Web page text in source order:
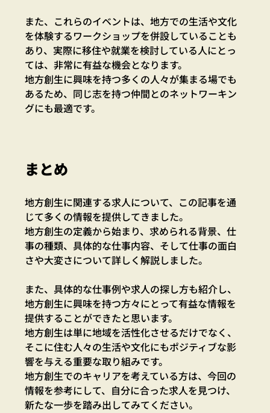
また、これらのイベントは、地方での生活や文化
を体験するワークショップを併設していることも
あり、実際に移住や就業を検討している人にとっ
ては、非常に有益な機会となります。
地方創生に興味を持つ多くの人々が集まる場でも
あるため、同じ志を持つ仲間とのネットワーキン
グにも最適です。
まとめ
地方創生に関連する求人について、この記事を通
じて多くの情報を提供してきました。
地方創生の定義から始まり、求められる背景、仕
事の種類、具体的な仕事内容、そして仕事の面白
さや大変さについて詳しく解説しました。
また、具体的な仕事例や求人の探し方も紹介し、
地方創生に興味を持つ方々にとって有益な情報を
提供することができたと思います。
地方創生は単に地域を活性化させるだけでなく、
そこに住む人々の生活や文化にもポジティブな影
響を与える重要な取り組みです。
地方創生でのキャリアを考えている方は、今回の
情報を参考にして、自分に合った求人を見つけ、
新たな一歩を踏み出してみてください。